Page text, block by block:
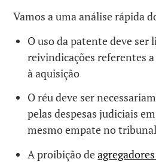
Vamos a uma análise rápida
O uso da patente deve
reivindicações referentes
à aquisição
O réu deve ser
pelas despesas judiciais
mesmo empate no tribunal
A proibição de